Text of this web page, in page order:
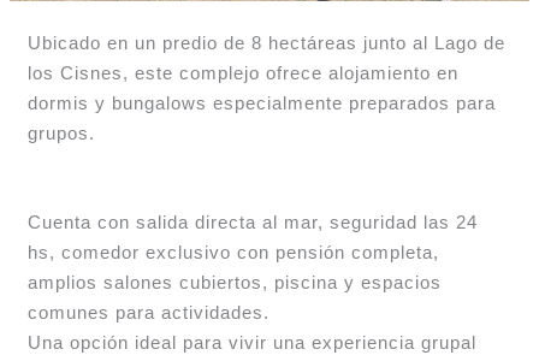
Ubicado en un predio de 8 hectáreas junto al Lago de
los Cisnes, este complejo ofrece alojamiento en
dormis y bungalows especialmente preparados para
grupos.
Cuenta con salida directa al mar, seguridad las 24
hs, comedor exclusivo con pensión completa,
amplios salones cubiertos, piscina y espacios
comunes para actividades.
Una opción ideal para vivir una experiencia grupal